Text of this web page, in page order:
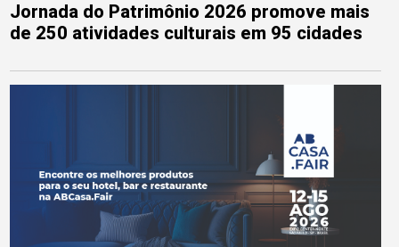
Jornada do Patrimônio 2026 promove mais
de 250 atividades culturais em 95 cidades